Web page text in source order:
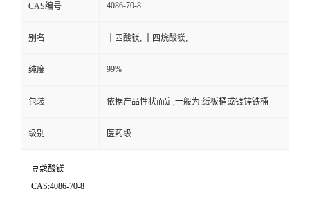
CAS编号 4086-70-8
别名 十四酸镁; 十四烷酸镁;
纯度 99%
包装 依据产品性状而定,一般为:纸板桶或镀锌铁桶
级别 医药级
豆蔻酸镁
CAS:4086-70-8